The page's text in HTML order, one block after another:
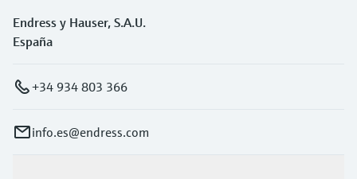
Endress y Hauser, S.A.U.
España
+34 934 803 366
info.es@endress.com